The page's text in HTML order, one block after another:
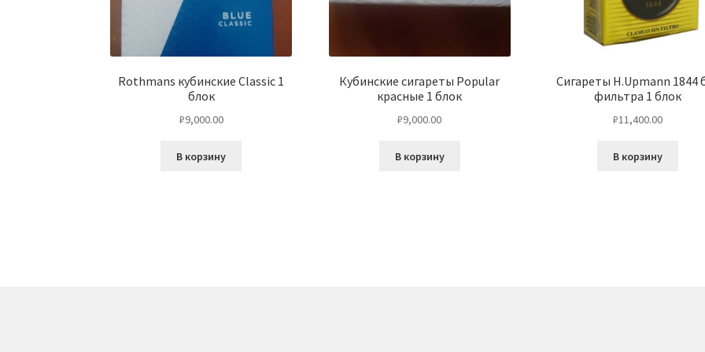
Rothmans кубинские Classic 1
блок
₽9,000.00
В корзину
Кубинские сигареты Popular
красные 1 блок
₽9,000.00
В корзину
Сигареты H.Upmann 1844
фильтра 1 блок
₽11,400.00
В корзину